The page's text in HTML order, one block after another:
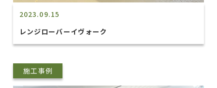
2023.09.15
レンジローバーイヴォーク
施工事例